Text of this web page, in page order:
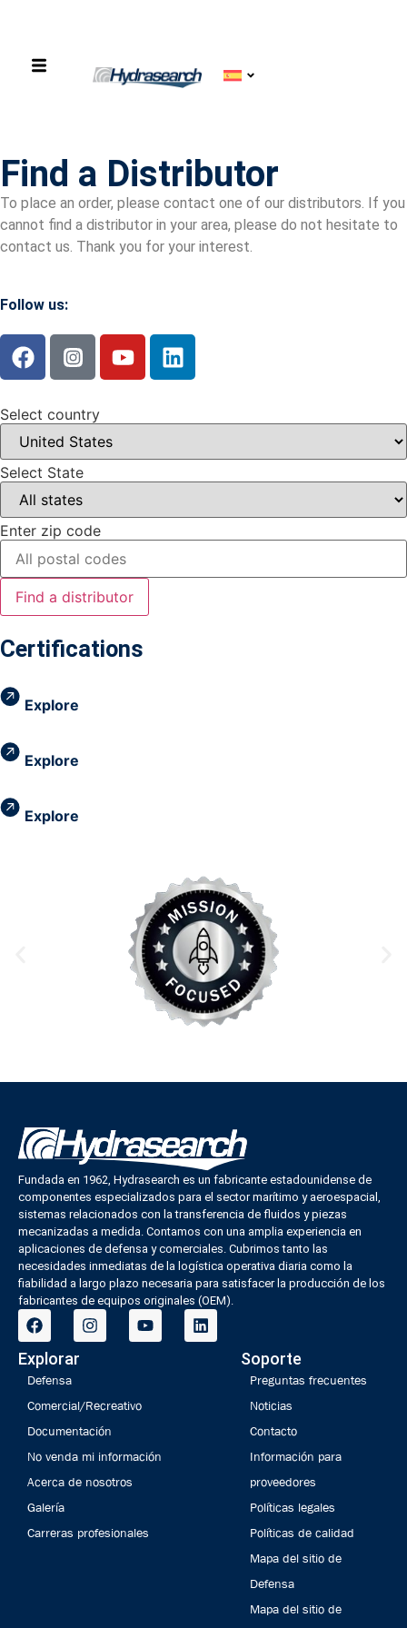
Find a Distributor
To place an order, please contact one of our distributors. If you
cannot find a distributor in your area, please do not hesitate to
contact us. Thank you for your interest.
Follow us:
Select country
Select State
Enter zip code
Find a distributor
Certifications
Explore
Explore
Explore
Fundada en 1962, Hydrasearch es un fabricante estadounidense de
componentes especializados para el sector marítimo y aeroespacial,
sistemas relacionados con la transferencia de fluidos y piezas
mecanizadas a medida. Contamos con una amplia experiencia en
aplicaciones de defensa y comerciales. Cubrimos tanto las
necesidades inmediatas de la logística operativa diaria como la
fiabilidad a largo plazo necesaria para satisfacer la producción de los
fabricantes de equipos originales (OEM).
Explorar
Defensa
Comercial/Recreativo
Documentación
No venda mi información
Acerca de nosotros
Galería
Carreras profesionales
Soporte
Preguntas frecuentes
Noticias
Contacto
Información para
proveedores
Políticas legales
Políticas de calidad
Mapa del sitio de
Defensa
Mapa del sitio de